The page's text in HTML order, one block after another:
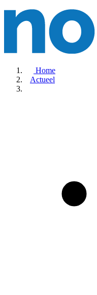
Home
Actueel